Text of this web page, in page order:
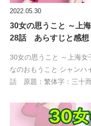
2022.05.30
30女の思うこと ～上
28話 あらすじと感想
30女の思うこと ～上海
なのおもうこと シャン
話 原題：繁体字：三十